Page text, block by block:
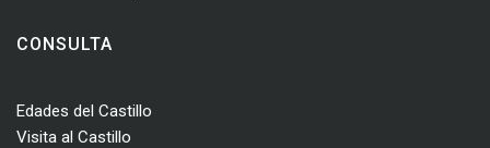
CONSULTA
Edades del Castillo
Visita al Castillo